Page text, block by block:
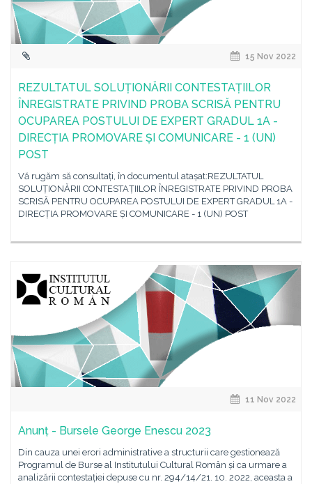
15 Nov 2022
REZULTATUL SOLUȚIONĂRII CONTESTAȚIILOR
ÎNREGISTRATE PRIVIND PROBA SCRISĂ PENTRU
OCUPAREA POSTULUI DE EXPERT GRADUL 1A -
DIRECȚIA PROMOVARE ȘI COMUNICARE - 1 (UN)
POST
Vă rugăm să consultați, în documentul atașat:REZULTATUL
SOLUȚIONĂRII CONTESTAȚIILOR ÎNREGISTRATE PRIVIND PROBA
SCRISĂ PENTRU OCUPAREA POSTULUI DE EXPERT GRADUL 1A -
DIRECȚIA PROMOVARE ȘI COMUNICARE - 1 (UN) POST
11 Nov 2022
Anunț - Bursele George Enescu 2023
Din cauza unei erori administrative a structurii care gestionează
Programul de Burse al Institutului Cultural Român și ca urmare a
analizării contestației depuse cu nr. 294/14/21. 10. 2022, aceasta a